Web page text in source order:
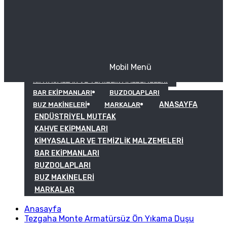
KIMYASALLAR VE TEMIZLIK MALZEMELERI
BAR EKIPMANLARI
BUZDOLAPLARI
BUZ MAKINELERI
MARKALAR
Mobil Menü
ANASAYFA
ENDÜSTRIYEL MUTFAK
KAHVE EKIPMANLARI
KIMYASALLAR VE TEMIZLIK MALZEMELERI
BAR EKIPMANLARI
BUZDOLAPLARI
BUZ MAKINELERI
MARKALAR
Anasayfa
Tezgaha Monte Armatürsüz Ön Yıkama Duşu